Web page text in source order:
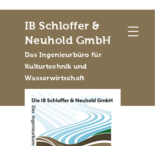
IB Schloffer &
Neuhold GmbH
Das Ingenieurbüro für
Kulturtechnik und
Wasserwirtschaft